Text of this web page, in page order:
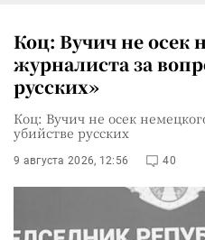
Коц: Вучич не осек
журналиста за
русских»
Коц: Вучич не осек
убийстве русских
9 августа 2026, 12:56 40